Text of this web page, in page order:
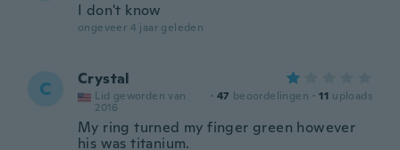
I don't know
ongeveer 4 jaar geleden
C Crystal
Lid geworden van
2016
· 47 beoordelingen · 11 uploads
My ring turned my finger green however
his was titanium.